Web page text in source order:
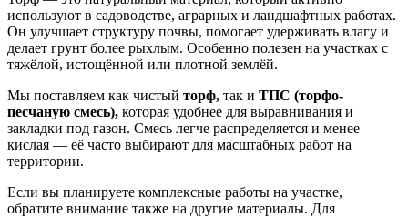
используют в садоводстве, аграрных и ландшафтных работах.
Он улучшает структуру почвы, помогает удерживать влагу и
делает грунт более рыхлым. Особенно полезен на участках с
тяжёлой, истощённой или плотной землёй.
Мы поставляем как чистый торф, так и ТПС (торфо-
песчаную смесь), которая удобнее для выравнивания и
закладки под газон. Смесь легче распределяется и менее
кислая — её часто выбирают для масштабных работ на
территории.
Если вы планируете комплексные работы на участке,
обратите внимание также на другие материалы. Для